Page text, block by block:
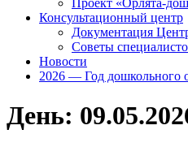
Проект «Орлята-
Консультационный центр
Документация
Советы
Новости
2026 — Год дошкольного
День: